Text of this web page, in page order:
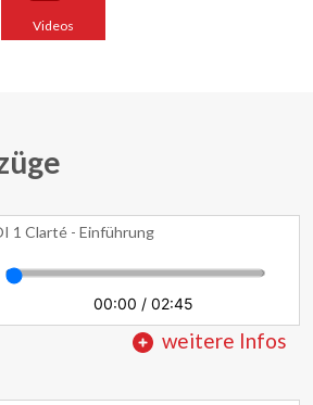
Videos
1 Clarté - Einführung
00:00 / 02:45
weitere Infos